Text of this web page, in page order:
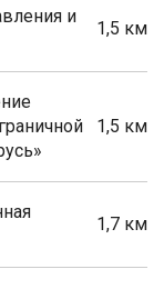
и
1,5 км
1,5 км
1,7 км